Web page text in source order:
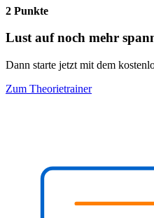
2 Punkte
Lust auf noch mehr
Dann starte jetzt mit dem
Zum Theorietrainer